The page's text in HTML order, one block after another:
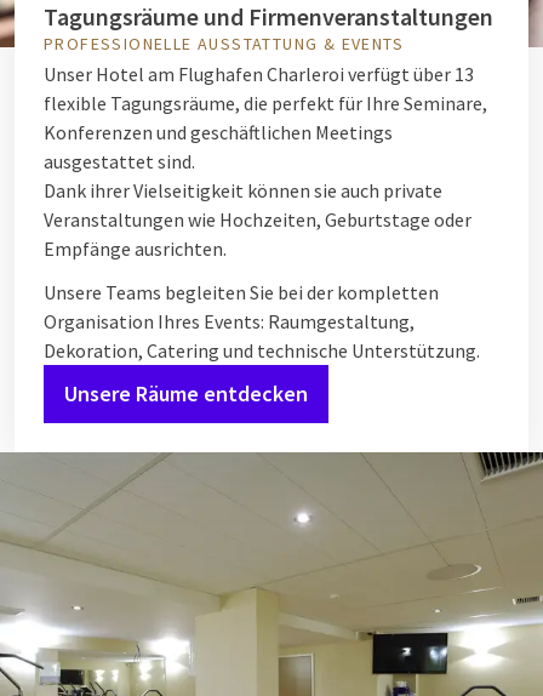
Tagungsräume und Firmenveranstaltungen
PROFESSIONELLE AUSSTATTUNG & EVENTS
Unser Hotel am Flughafen Charleroi verfügt über 13
flexible Tagungsräume, die perfekt für Ihre Seminare,
Konferenzen und geschäftlichen Meetings
ausgestattet sind.
Dank ihrer Vielseitigkeit können sie auch private
Veranstaltungen wie Hochzeiten, Geburtstage oder
Empfänge ausrichten.
Unsere Teams begleiten Sie bei der kompletten
Organisation Ihres Events: Raumgestaltung,
Dekoration, Catering und technische Unterstützung.
Unsere Räume entdecken